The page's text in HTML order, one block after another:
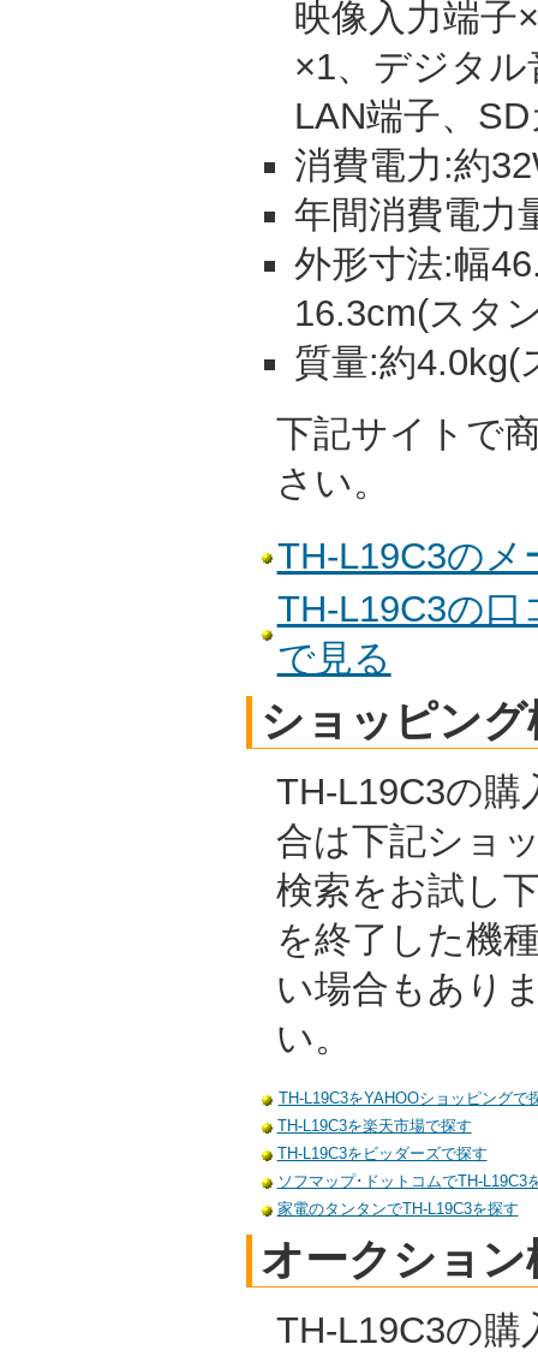
映像入力端子
×1、デジタ
LAN端子、
消費電力:約
年間消費電力
外形寸法:幅
16.3cm(スタ
質量:約4.0kg(
下記サイトで
さい。
TH-L19C3の
TH-L19C3の
で見る
ショッピング
TH-L19C3の購
合は下記ショ
検索をお試し
を終了した機
い場合もあり
い。
TH-L19C3をYAHOOショッピングで
TH-L19C3を楽天市場で探す
TH-L19C3をビッダーズで探す
ソフマップ･ドットコムでTH-L19C3
家電のタンタンでTH-L19C3を探す
オークション
TH-L19C3の購